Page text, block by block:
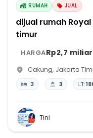
RUMAH JUAL
dijual rumah
timur
HARGARp2,7 miliar
Cakung, Jakarta
3 3 LT:
Tini